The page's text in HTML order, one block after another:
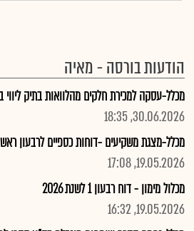
הודעות בורסה - מאיה
מכלל-עסקה למכירת חלקים מהלוואות בתיק ליווי
30.06.2026, 18:35
מכלל-מצגת משקיעים -דוחות כספיים לרבעון ראשון
19.05.2026, 17:08
מכלול מימון - דוח רבעון 1 לשנת 2026
19.05.2026, 16:32